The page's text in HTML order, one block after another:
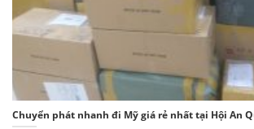
Chuyển phát nhanh đi Mỹ giá rẻ nhất tại Hội An